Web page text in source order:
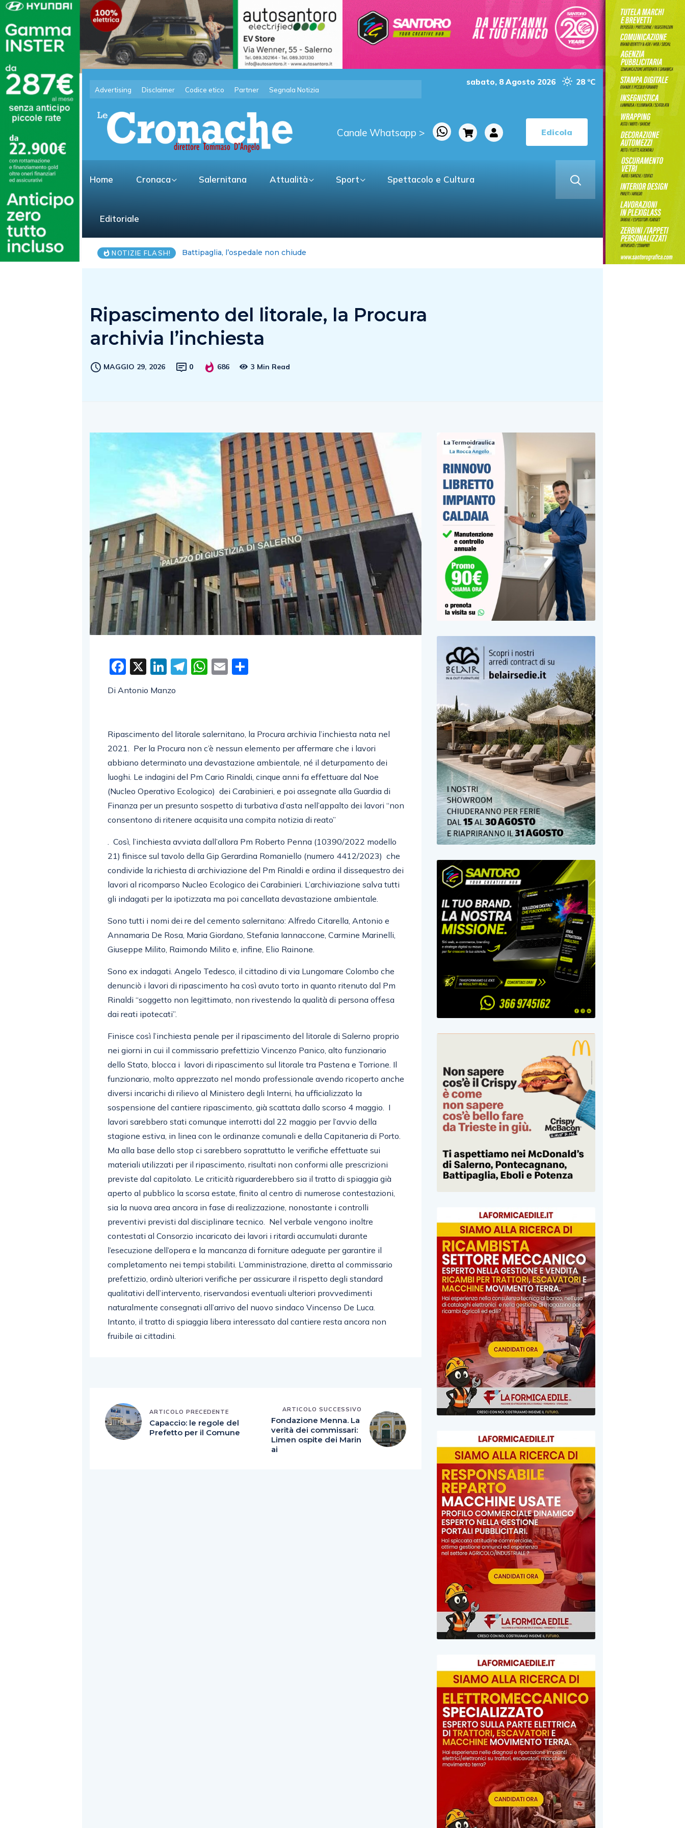
Advertising Disclaimer Codice etico Partner Segnala Notizia
sabato, 8 Agosto 2026 28 °C
Canale Whatsapp > Edicola
Home Cronaca Salernitana Attualità Sport Spettacolo e Cultura
Editoriale
NOTIZIE FLASH! Arechi e Volpe: la nota del Comune non chiude la vicenda
Ripascimento del litorale, la Procura
archivia l’inchiesta
MAGGIO 29, 2026 0 686 3 Min Read
Facebook
X LinkedIn
Telegram
WhatsApp
Email
Di Antonio Manzo
Ripascimento del litorale salernitano, la Procura archivia l’inchiesta nata nel
2021. Per la Procura non c’è nessun elemento per affermare che i lavori
abbiano determinato una devastazione ambientale, né il deturpamento dei
luoghi. Le indagini del Pm Cario Rinaldi, cinque anni fa effettuare dal Noe
(Nucleo Operativo Ecologico) dei Carabinieri, e poi assegnate alla Guardia di
Finanza per un presunto sospetto di turbativa d’asta nell’appalto dei lavori “non
consentono di ritenere acquisita una compita notizia di reato”
. Così, l’inchiesta avviata dall’allora Pm Roberto Penna (10390/2022 modello
21) finisce sul tavolo della Gip Gerardina Romaniello (numero 4412/2023) che
condivide la richiesta di archiviazione del Pm Rinaldi e ordina il dissequestro dei
lavori al ricomparso Nucleo Ecologico dei Carabinieri. L’archiviazione salva tutti
gli indagati per la ipotizzata ma poi cancellata devastazione ambientale.
Sono tutti i nomi dei re del cemento salernitano: Alfredo Citarella, Antonio e
Annamaria De Rosa, Maria Giordano, Stefania Iannaccone, Carmine Marinelli,
Giuseppe Milito, Raimondo Milito e, infine, Elio Rainone.
Sono ex indagati. Angelo Tedesco, il cittadino di via Lungomare Colombo che
denunciò i lavori di ripascimento ha così avuto torto in quanto ritenuto dal Pm
Rinaldi “soggetto non legittimato, non rivestendo la qualità di persona offesa
dai reati ipotecati”.
Finisce così l’inchiesta penale per il ripascimento del litorale di Salerno proprio
nei giorni in cui il commissario prefettizio Vincenzo Panico, alto funzionario
dello Stato, blocca i lavori di ripascimento sul litorale tra Pastena e Torrione. Il
funzionario, molto apprezzato nel mondo professionale avendo ricoperto anche
diversi incarichi di rilievo al Ministero degli Interni, ha ufficializzato la
sospensione del cantiere ripascimento, già scattata dallo scorso 4 maggio. I
lavori sarebbero stati comunque interrotti dal 22 maggio per l’avvio della
stagione estiva, in linea con le ordinanze comunali e della Capitaneria di Porto.
Ma alla base dello stop ci sarebbero soprattutto le verifiche effettuate sui
materiali utilizzati per il ripascimento, risultati non conformi alle prescrizioni
previste dal capitolato. Le criticità riguarderebbero sia il tratto di spiaggia già
aperto al pubblico la scorsa estate, finito al centro di numerose contestazioni,
sia la nuova area ancora in fase di realizzazione, nonostante i controlli
preventivi previsti dal disciplinare tecnico. Nel verbale vengono inoltre
contestati al Consorzio incaricato dei lavori i ritardi accumulati durante
l’esecuzione dell’opera e la mancanza di forniture adeguate per garantire il
completamento nei tempi stabiliti. L’amministrazione, diretta al commissario
prefettizio, ordinò ulteriori verifiche per assicurare il rispetto degli standard
qualitativi dell’intervento, riservandosi eventuali ulteriori provvedimenti
naturalmente consegnati all’arrivo del nuovo sindaco Vincenso De Luca.
Intanto, il tratto di spiaggia libera interessato dal cantiere resta ancora non
fruibile ai cittadini.
ARTICOLO PRECEDENTE
Capaccio: le regole del
Prefetto per il Comune
ARTICOLO SUCCESSIVO
Fondazione Menna. La
verità dei commissari:
Limen ospite dei Marin
ai